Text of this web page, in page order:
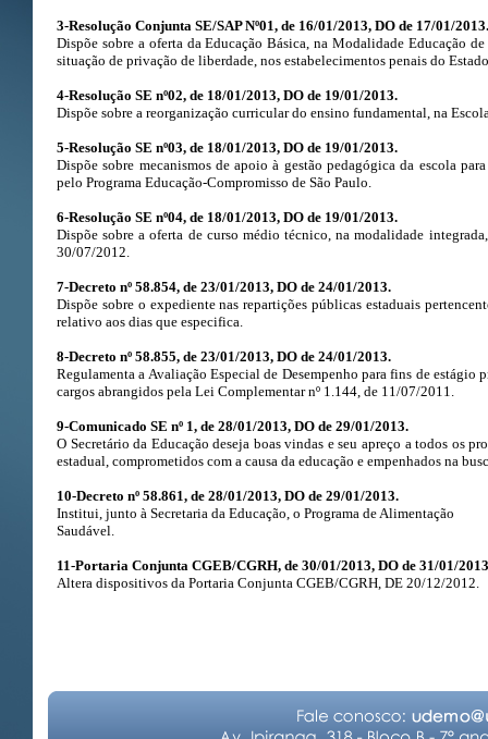
3-Resolução Conjunta SE/SAP Nº01, de 16/01/2013, DO de 17/01/2013.
Dispõe sobre a oferta da Educação Básica, na Modalidade Educação
situação de privação de liberdade, nos estabelecimentos penais do
4-Resolução SE nº02, de 18/01/2013, DO de 19/01/2013.
Dispõe sobre a reorganização curricular do ensino fundamental, na
5-Resolução SE nº03, de 18/01/2013, DO de 19/01/2013.
Dispõe sobre mecanismos de apoio à gestão pedagógica da escola
pelo Programa Educação-Compromisso de São Paulo.
6-Resolução SE nº04, de 18/01/2013, DO de 19/01/2013.
Dispõe sobre a oferta de curso médio técnico, na modalidade
30/07/2012.
7-Decreto nº 58.854, de 23/01/2013, DO de 24/01/2013.
Dispõe sobre o expediente nas repartições públicas estaduais
relativo aos dias que especifica.
8-Decreto nº 58.855, de 23/01/2013, DO de 24/01/2013.
Regulamenta a Avaliação Especial de Desempenho para fins de estágio
cargos abrangidos pela Lei Complementar nº 1.144, de 11/07/2011.
9-Comunicado SE nº 1, de 28/01/2013, DO de 29/01/2013.
O Secretário da Educação deseja boas vindas e seu apreço a todos os
estadual, comprometidos com a causa da educação e empenhados na
10-Decreto nº 58.861, de 28/01/2013, DO de 29/01/2013.
Institui, junto à Secretaria da Educação, o Programa de Alimentação
Saudável.
11-Portaria Conjunta CGEB/CGRH, de 30/01/2013, DO de 31/01/
Altera dispositivos da Portaria Conjunta CGEB/CGRH, DE 20/12/2012.